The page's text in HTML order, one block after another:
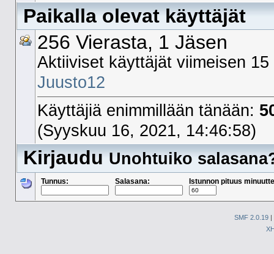
Paikalla olevat käyttäjät
256 Vierasta, 1 Jäsen
Aktiiviset käyttäjät viimeisen
Juusto12
Käyttäjiä enimmillään tänään:
(Syyskuu 16, 2021, 14:46:58)
KirjauduUnohtuiko
Tunnus: Salasana: Istunnon pituus
SMF 2.0.19 |